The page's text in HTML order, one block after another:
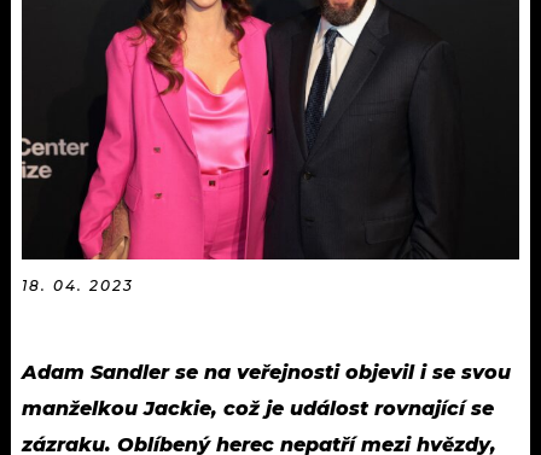
TRENDY
KULTURA
MIX
OSTATNÍ
JAK NALADIT
18. 04. 2023
Adam Sandler se na veřejnosti objevil i se svou
manželkou Jackie, což je událost rovnající se
zázraku. Oblíbený herec nepatří mezi hvězdy,